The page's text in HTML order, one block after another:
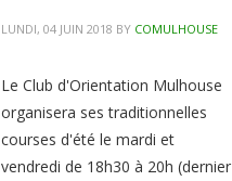
LUNDI, 04 JUIN 2018 BY COMULHOUSE
Le Club d'Orientation Mulhouse
organisera ses traditionnelles
courses d'été le mardi et
vendredi de 18h30 à 20h (dernier